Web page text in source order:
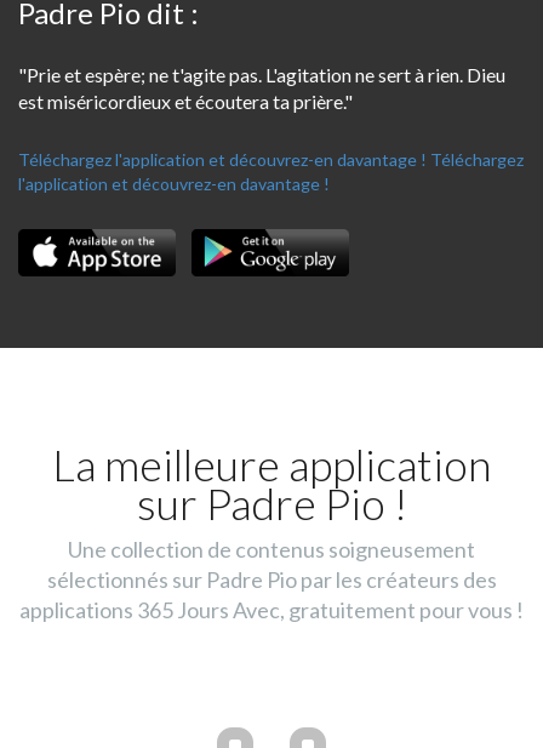
Padre Pio dit :
"Prie et espère; ne t'agite pas. L'agitation ne sert à rien. Dieu
est miséricordieux et écoutera ta prière."
Téléchargez l'application et découvrez-en davantage ! Téléchargez
l'application et découvrez-en davantage !
La meilleure application
sur Padre Pio !
Une collection de contenus soigneusement
sélectionnés sur Padre Pio par les créateurs des
applications 365 Jours Avec, gratuitement pour vous !